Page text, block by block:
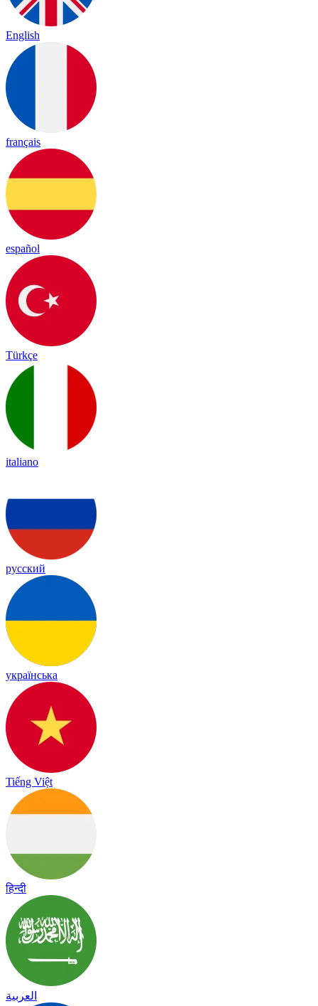
English
français
español
Türkçe
italiano
русский
українська
Tiếng Việt
हिन्दी
العربية